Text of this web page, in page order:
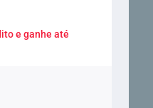
e ganhe até